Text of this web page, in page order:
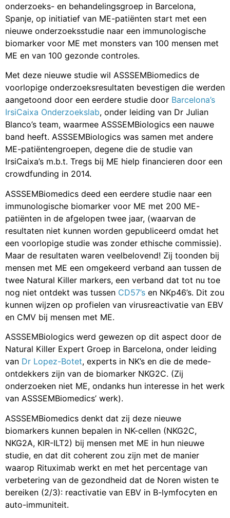
onderzoeks- en behandelingsgroep in Barcelona,
Spanje, op initiatief van ME-patiënten start met een
nieuwe onderzoeksstudie naar een immunologische
biomarker voor ME met monsters van 100 mensen met
ME en van 100 gezonde controles.
Met deze nieuwe studie wil ASSSEMBiomedics de
voorlopige onderzoeksresultaten bevestigen die werden
aangetoond door een eerdere studie door Barcelona’s
IrsiCaixa Onderzoekslab, onder leiding van Dr Julian
Blanco’s team, waarmee ASSSEMBiologics een nauwe
band heeft. ASSSEMBiologics was samen met andere
ME-patiëntengroepen, degene die de studie van
IrsiCaixa’s m.b.t. Tregs bij ME hielp financieren door een
crowdfunding in 2014.
ASSSEMBiomedics deed een eerdere studie naar een
immunologische biomarker voor ME met 200 ME-
patiënten in de afgelopen twee jaar, (waarvan de
resultaten niet kunnen worden gepubliceerd omdat het
een voorlopige studie was zonder ethische commissie).
Maar de resultaten waren veelbelovend! Zij toonden bij
mensen met ME een omgekeerd verband aan tussen de
twee Natural Killer markers, een verband dat tot nu toe
nog niet ontdekt was tussen CD57’s en NKp46’s. Dit zou
kunnen wijzen op profielen van virusreactivatie van EBV
en CMV bij mensen met ME.
ASSSEMBiologics werd gewezen op dit aspect door de
Natural Killer Expert Groep in Barcelona, onder leiding
van Dr Lopez-Botet, experts in NK’s en die de mede-
ontdekkers zijn van de biomarker NKG2C. (Zij
onderzoeken niet ME, ondanks hun interesse in het werk
van ASSSEMBiomedics’ werk).
ASSSEMBiomedics denkt dat zij deze nieuwe
biomarkers kunnen bepalen in NK-cellen (NKG2C,
NKG2A, KIR-ILT2) bij mensen met ME in hun nieuwe
studie, en dat dit coherent zou zijn met de manier
waarop Rituximab werkt en met het percentage van
verbetering van de gezondheid dat de Noren wisten te
bereiken (2/3): reactivatie van EBV in B-lymfocyten en
auto-immuniteit.